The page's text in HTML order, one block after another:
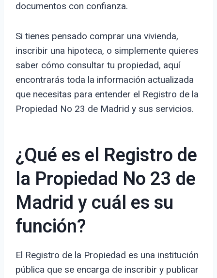
documentos con confianza.
Si tienes pensado comprar una vivienda,
inscribir una hipoteca, o simplemente quieres
saber cómo consultar tu propiedad, aquí
encontrarás toda la información actualizada
que necesitas para entender el Registro de la
Propiedad No 23 de Madrid y sus servicios.
¿Qué es el Registro de
la Propiedad No 23 de
Madrid y cuál es su
función?
El Registro de la Propiedad es una institución
pública que se encarga de inscribir y publicar